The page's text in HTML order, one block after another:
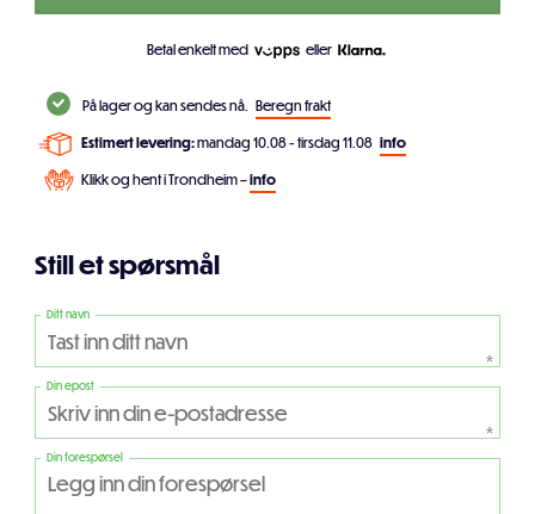
Betal enkelt med eller
På lager og kan sendes nå. Beregn frakt
Estimert levering:mandag 10.08 - tirsdag 11.08 info
Klikk og hent i Trondheim –info
Still et spørsmål
Ditt navn
*
Din epost
*
Din forespørsel